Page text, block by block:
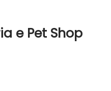
e Pet Shop